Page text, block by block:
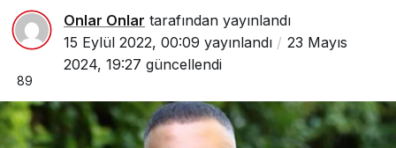
Onlar Onlar tarafından yayınlandı
15 Eylül 2022, 00:09 yayınlandı
23 Mayıs
2024, 19:27 güncellendi
89